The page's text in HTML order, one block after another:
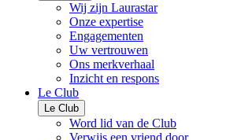
Wij zijn Laurastar
Onze expertise
Engagementen
Uw vertrouwen
Ons merkverhaal
Inzicht en respons
Le Club
Le Club
Word lid van de Club
Verwijs een vriend door